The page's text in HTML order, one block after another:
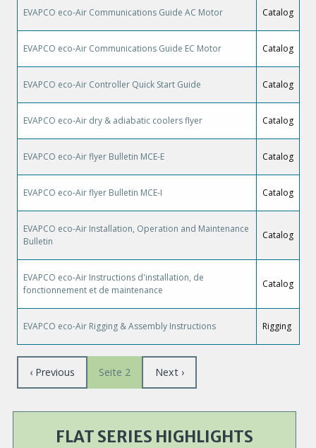
EVAPCO eco-Air Communications Guide AC Motor Catalog
EVAPCO eco-Air Communications Guide EC Motor Catalog
EVAPCO eco-Air Controller Quick Start Guide Catalog
EVAPCO eco-Air dry & adiabatic coolers flyer Catalog
EVAPCO eco-Air flyer Bulletin MCE-E Catalog
EVAPCO eco-Air flyer Bulletin MCE-I Catalog
EVAPCO eco-Air Installation, Operation and Maintenance
Bulletin
Catalog
EVAPCO eco-Air Instructions d'installation, de
fonctionnement et de maintenance
Catalog
EVAPCO eco-Air Rigging & Assembly Instructions Rigging
Vorherige
‹ Previous Seite 2 Nächste
Next ›
FLAT SERIES HIGHLIGHTS